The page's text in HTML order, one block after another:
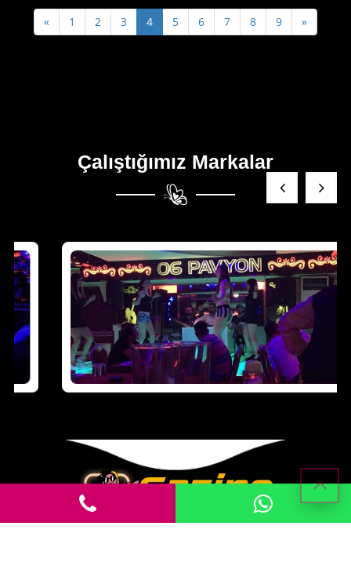
«Previous
1 2 3 4 5 6 7 8 9 »Next
Çalıştığımız Markalar